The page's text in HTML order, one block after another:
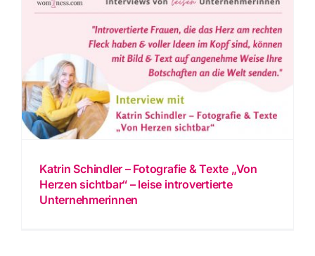
Katrin Schindler – Fotografie & Texte „Von
Herzen sichtbar“ – leise introvertierte
Unternehmerinnen